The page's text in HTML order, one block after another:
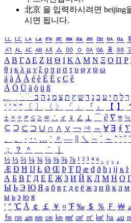
北京 을 입력하시려면 beijing
시면 됩니다.
ㅥ ㅦ ㅧ ㅨ ㅩ ㅪ ㅫ ㅬ ㅭ ㅮ ㅯ ㅰ
ㅺ ㅻ ㅼ ㅽ ㅾ ㅿ ㆀ ㆁ ㆂ ㆃ ㆄ ㆅ
Α Β ΓΔ Ε Ζ Η Θ Ι ΚΛ Μ Ν Ξ Ο Π Ρ
θ ι κ λ μ ν ξ ο π ρ σ τ υ φ χ ψ ω
á à Á À é è É È ç Ç ê
Ä Ö Ü ä ö ü ß
ִֶֹ ֻּ ׁׂ ך ל ח י ע כ ג ד ש ץ ת צ מ נ ה ב
‘ ’ “ ” 〔 〕 〈 〉 「 」 『 』 【 】
± × ÷ ≠ ≤ ≥ ∞ ∴ ♂ ♀ ∠ ⊥ ⌒ ∂ ∇ ≡ ≒
⊆ ⊇ ⊂ ⊃ ∪ ∩ ∧ ∨ ￢ ⇒ ⇔ ∀ ∃ ∮ ∑
、
。 · ‥ … ¨ 〃 ― ＼ ∼ ´ ～ ˇ ˘ ˝ ˚
；
？ ＾ ｀
½ ⅓ ⅔ ¼ ¾ ⅛ ⅜ ⅝ ⅞ ¹ ² ³ ⁴ ⁿ ₁ ₂ ₃ ₄
Æ Ð Ħ Ĳ Ł Ø Œ Þ Ŧ Ŋ æ đ ð ħ ı ĳ ĸ ŀ
А Б В Г Д Е Ё Ж З И Й К Л М Н О
Ы Ь Э Ю Я а б в г д е ё ж з и й к л м
ы ь э ю я
′ ″ ℃ Å ￠ ￡ ￥ ¤ ℉ ‰ ＄ ％ Ｆ ￦
㎙ ㎚ ㎛ ㎜ ㎝ ㎞ ㎟ ㎠ ㎡ ㎢ ㏊ ㎍